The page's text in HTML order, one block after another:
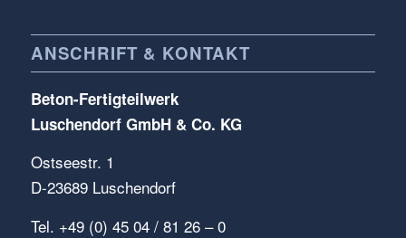
ANSCHRIFT & KONTAKT
Beton-Fertigteilwerk
Luschendorf GmbH & Co. KG
Ostseestr. 1
D-23689 Luschendorf
Tel. +49 (0) 45 04 / 81 26 – 0